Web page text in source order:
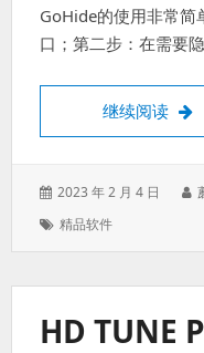
GoHide的使用非常简
口；第二步：在需要
继续阅读 任
发
于：
2023 年 2 月 4 日
标
精品软件
HD TUNE